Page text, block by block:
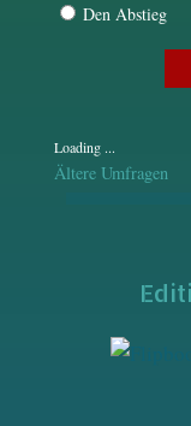
Den Abstieg
Loading ...
Ältere Umfragen